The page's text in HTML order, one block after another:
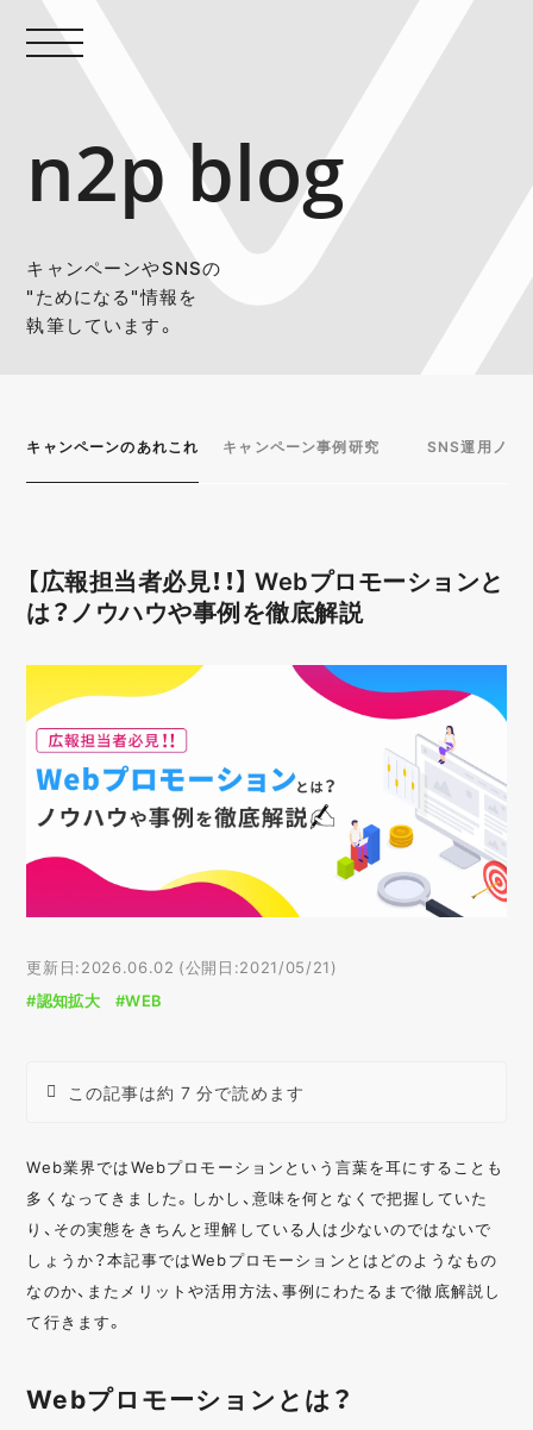
n2p blog
キャンペーンやSNSの
"ためになる"情報を
執筆しています。
キャンペーンのあれこれ キャンペーン事例研究 SNS運用ノウ
【広報担当者必見！！】 Webプロモーションと
は？ノウハウや事例を徹底解説
更新日:2026.06.02 (公開日:2021/05/21)
#認知拡大
#WEB
この記事は約 7 分で読めます
Web業界ではWebプロモーションという言葉を耳にすることも
多くなってきました。しかし、意味を何となくで把握していた
り、その実態をきちんと理解している人は少ないのではないで
しょうか？本記事ではWebプロモーションとはどのようなもの
なのか、またメリットや活用方法、事例にわたるまで徹底解説し
て行きます。
Webプロモーションとは？